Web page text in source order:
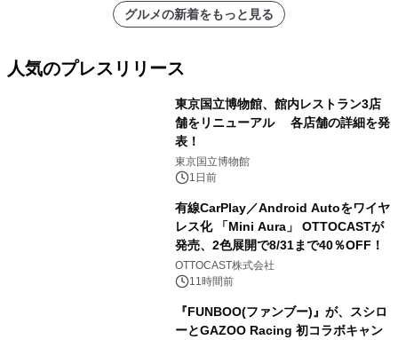
グルメの新着をもっと見る
人気のプレスリリース
東京国立博物館、館内レストラン3店
舗をリニューアル 各店舗の詳細を発
表！
東京国立博物館
1日前
有線CarPlay／Android Autoをワイヤ
レス化 「Mini Aura」 OTTOCASTが
発売、2色展開で8/31まで40％OFF！
OTTOCAST株式会社
11時間前
『FUNBOO(ファンブー)』が、スシロ
ーとGAZOO Racing 初コラボキャン